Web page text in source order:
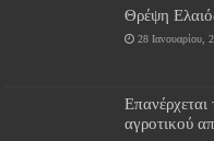
Θρέψη
28 Ιανουαρίου,
αγροτικού